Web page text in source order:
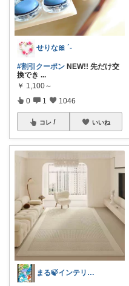
せりな🎀 ´-
#割引クーポン NEW!! 先だけ交
換でき ...
￥ 1,100～
0 1 1046
コレ いいね
まる🍃インテリア×くらし